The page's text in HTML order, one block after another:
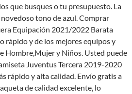
que busques o tu presupuesto. La
tono de azul. Comprar
Equipación 2021/2022 Barata
rápido y de los mejores equipos y
Hombre,Mujer y Niños. Usted puede
Juventus Tercera 2019-2020
rápido y alta calidad. Envío gratis a
de calidad excelente, lo